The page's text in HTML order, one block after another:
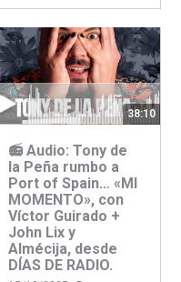
concon
38:10
📻 Audio: Tony de
la Peña rumbo a
Port of Spain… «MI
MOMENTO», con
Víctor Guirado +
John Lix y
Almécija, desde
DÍAS DE RADIO.